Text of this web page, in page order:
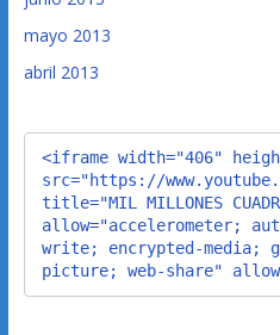
mayo 2013
abril 2013
<iframe width="406"
src="https://
title="MIL MILLONES
allow="accelerometer;
write; encrypted-media;
picture; web-share"